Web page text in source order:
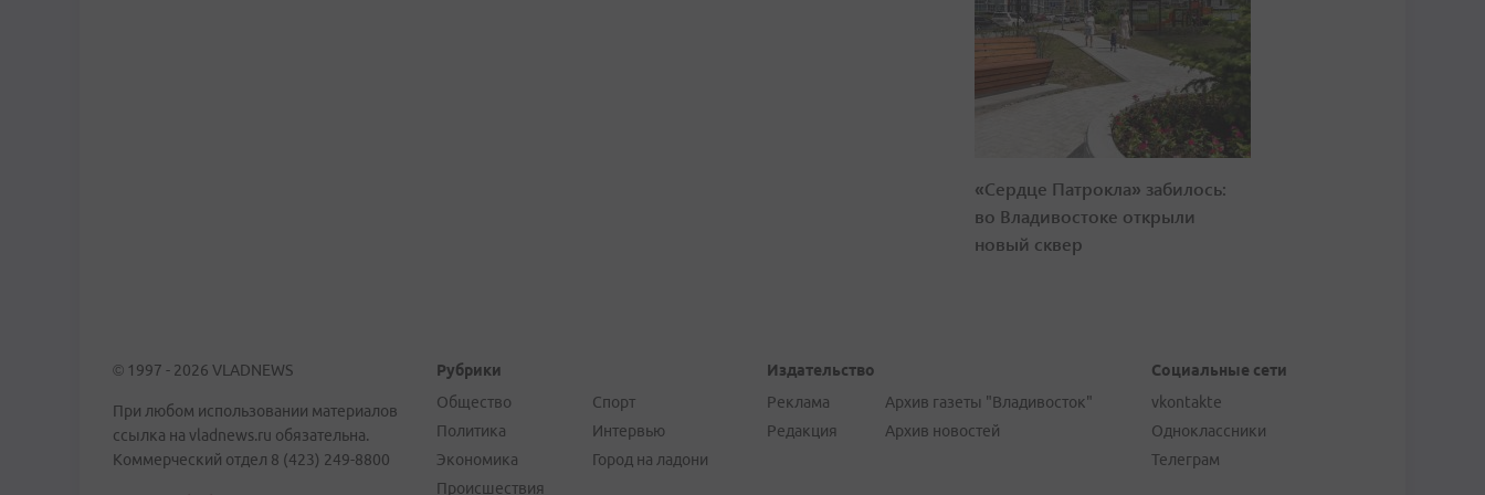
«Сердце Патрокла» забилось:
во Владивостоке открыли
новый сквер
© 1997 - 2026 VLADNEWS
При любом использовании материалов
ссылка на vladnews.ru обязательна.
Коммерческий отдел 8 (423) 249-8800
Рубрики
Общество
Политика
Экономика
Происшествия
Спорт
Интервью
Город на ладони
Издательство
Реклама
Редакция
Архив газеты "Владивосток"
Архив новостей
Социальные сети
vkontakte
Одноклассники
Телеграм